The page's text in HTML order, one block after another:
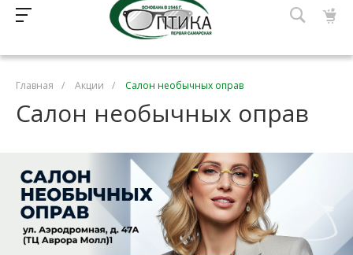
Главная / Акции / Салон необычных оправ
Салон необычных оправ